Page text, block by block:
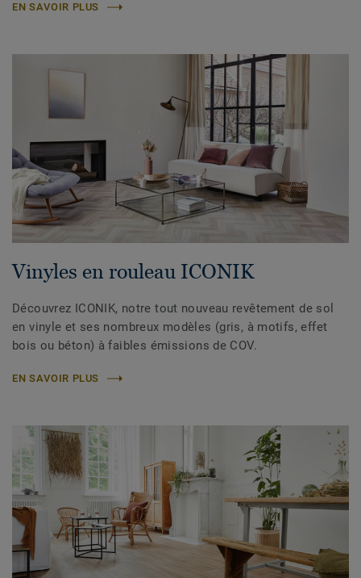
EN SAVOIR PLUS
Vinyles en rouleau ICONIK
Découvrez ICONIK, notre tout nouveau revêtement de sol
en vinyle et ses nombreux modèles (gris, à motifs, effet
bois ou béton) à faibles émissions de COV.
EN SAVOIR PLUS